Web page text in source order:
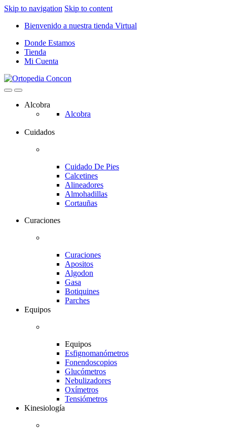
Skip to navigation Skip to content
Bienvenido a nuestra tienda Virtual
Donde Estamos
Tienda
Mi Cuenta
Alcobra
Alcobra
Cuidados
Cuidado De Pies
Calcetines
Alineadores
Almohadillas
Cortauñas
Curaciones
Curaciones
Apositos
Algodon
Gasa
Botiquines
Parches
Equipos
Equipos
Esfignomanómetros
Fonendoscopios
Glucómetros
Nebulizadores
Oxímetros
Tensiómetros
Kinesiología